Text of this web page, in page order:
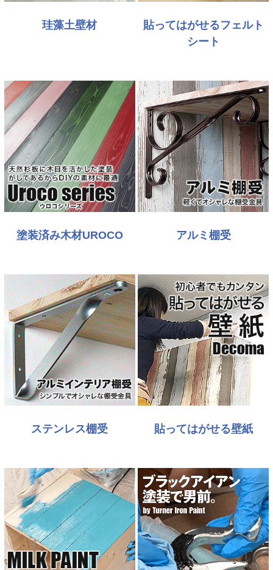
珪藻土壁材
貼ってはがせるフェルト
シート
塗装済み木材UROCO アルミ棚受
ステンレス棚受 貼ってはがせる壁紙